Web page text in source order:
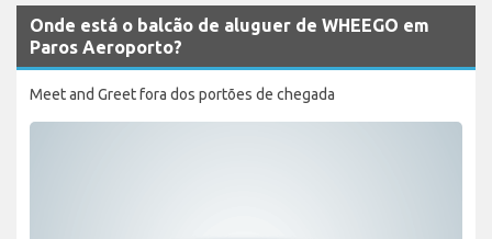
Onde está o balcão de aluguer de WHEEGO em
Paros Aeroporto?
Meet and Greet fora dos portões de chegada